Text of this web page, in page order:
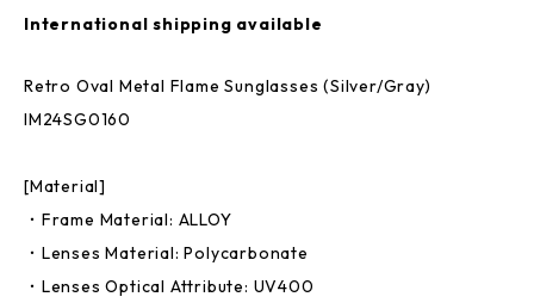
International shipping available
Retro Oval Metal Flame Sunglasses (Silver/Gray)
IM24SG0160
[Material]
・Frame Material: ALLOY
・Lenses Material: Polycarbonate
・Lenses Optical Attribute: UV400